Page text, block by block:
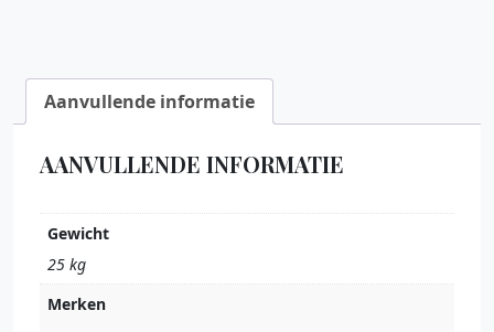
Aanvullende informatie
AANVULLENDE INFORMATIE
Gewicht
25 kg
Merken